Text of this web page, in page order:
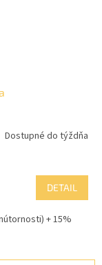
Dostupné do týždňa
DETAIL
+ 15%